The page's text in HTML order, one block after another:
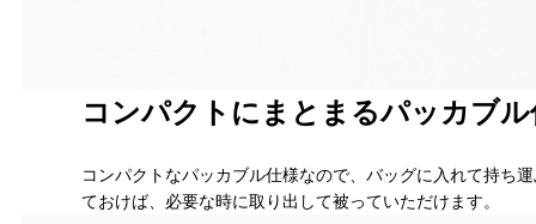
コンパクトにまとまるパッカブル
コンパクトなパッカブル仕様なので、バッグに入れて持ち
ておけば、必要な時に取り出して被っていただけます。